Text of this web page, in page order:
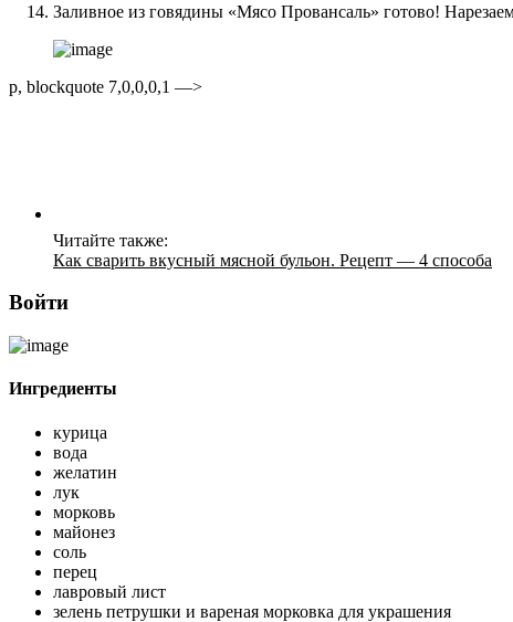
Заливное из говядины «Мясо Провансаль» готово!
p, blockquote 7,0,0,0,1 —>
Читайте также:
Как сварить вкусный мясной бульон. Рецепт — 4 способа
Войти
Ингредиенты
курица
вода
желатин
лук
морковь
майонез
соль
перец
лавровый лист
зелень петрушки и вареная морковка для украшения